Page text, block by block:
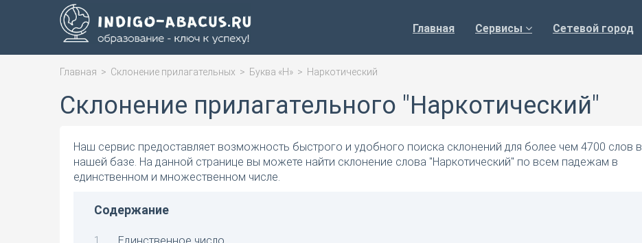
Главная Сервисы Сетевой город
Главная > Склонение прилагательных > Буква «Н» > Наркотический
Склонение прилагательного "Наркотический"
Наш сервис предоставляет возможность быстрого и удобного поиска склонений для более чем 4700 слов в
нашей базе. На данной странице вы можете найти склонение слова "Наркотический" по всем падежам в
единственном и множественном числе.
Содержание